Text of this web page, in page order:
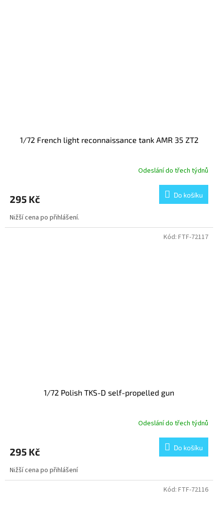
1/72 French light reconnaissance tank AMR 35 ZT2
Odeslání do třech týdnů
295 Kč Do košíku
Nižší cena po přihlášení.
1/72 Polish TKS-D self-propelled gun
Odeslání do třech týdnů
295 Kč Do košíku
Nižší cena po přihlášení
Kód: FTF-72117
Kód: FTF-72116